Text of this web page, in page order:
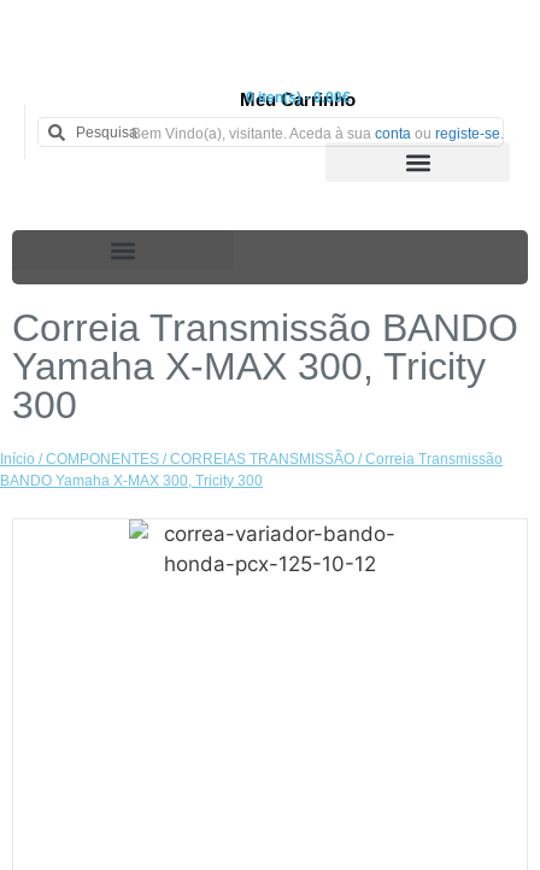
Meu Carrinho
0 iten(s) - 0.00€
Bem Vindo(a), visitante. Aceda à sua conta ou registe-se.
Correia Transmissão BANDO
Yamaha X-MAX 300, Tricity
300
Início /COMPONENTES /CORREIAS TRANSMISSÃO / Correia Transmissão
BANDO Yamaha X-MAX 300, Tricity 300